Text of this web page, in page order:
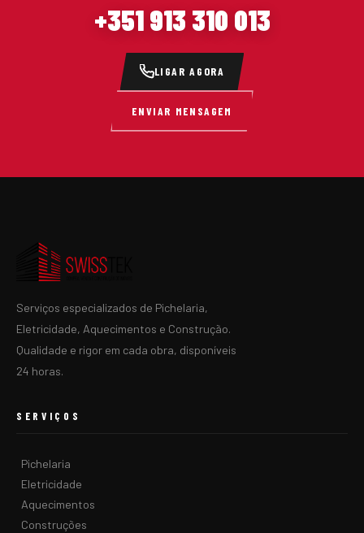
+351 913 310 013
LIGAR AGORA
ENVIAR MENSAGEM
Serviços especializados de Pichelaria,
Eletricidade, Aquecimentos e Construção.
Qualidade e rigor em cada obra, disponíveis
24 horas.
SERVIÇOS
Pichelaria
Eletricidade
Aquecimentos
Construções